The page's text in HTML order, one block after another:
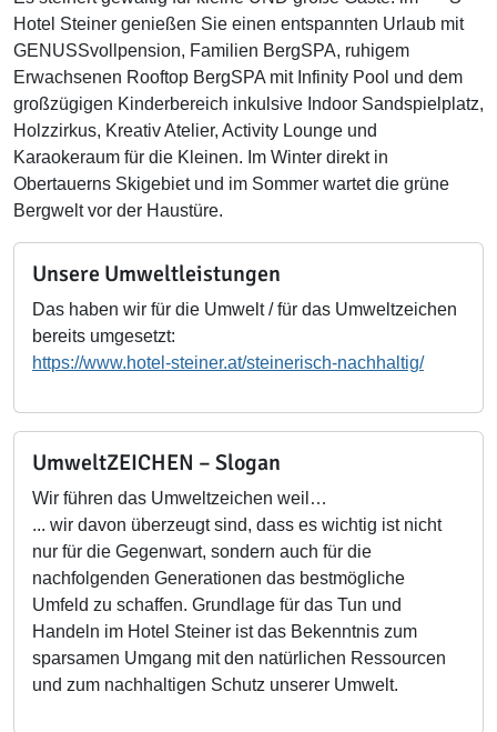
Hotel Steiner genießen Sie einen entspannten Urlaub mit
GENUSSvollpension, Familien BergSPA, ruhigem
Erwachsenen Rooftop BergSPA mit Infinity Pool und dem
großzügigen Kinderbereich inkulsive Indoor Sandspielplatz,
Holzzirkus, Kreativ Atelier, Activity Lounge und
Karaokeraum für die Kleinen. Im Winter direkt in
Obertauerns Skigebiet und im Sommer wartet die grüne
Bergwelt vor der Haustüre.
Unsere Umweltleistungen
Das haben wir für die Umwelt / für das Umweltzeichen
bereits umgesetzt:
https://www.hotel-steiner.at/steinerisch-nachhaltig/
UmweltZEICHEN – Slogan
Wir führen das Umweltzeichen weil…
... wir davon überzeugt sind, dass es wichtig ist nicht
nur für die Gegenwart, sondern auch für die
nachfolgenden Generationen das bestmögliche
Umfeld zu schaffen. Grundlage für das Tun und
Handeln im Hotel Steiner ist das Bekenntnis zum
sparsamen Umgang mit den natürlichen Ressourcen
und zum nachhaltigen Schutz unserer Umwelt.